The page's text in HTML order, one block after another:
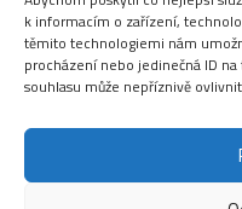
k informacím o zařízení,
těmito technologiemi nám
procházení nebo jedinečná ID
souhlasu může nepříznivě
Email:
info@zimop.cz